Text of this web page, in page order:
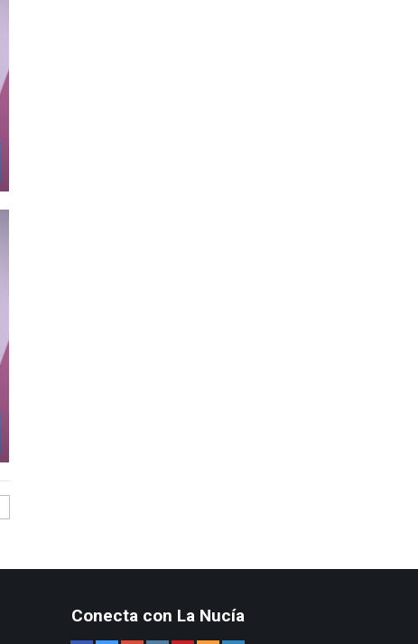
Conecta con La Nucía